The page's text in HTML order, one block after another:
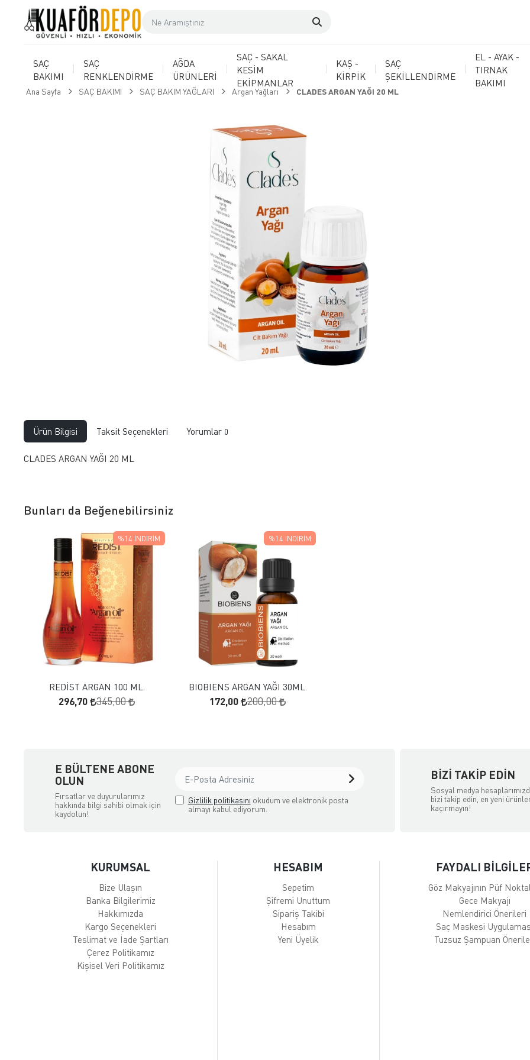
SAÇ
BAKIMI
SAÇ
RENKLENDİRME
AĞDA
ÜRÜNLERİ
SAÇ - SAKAL
KESİM
EKİPMANLAR
KAŞ -
KİRPİK
SAÇ
ŞEKİLLENDİRME
EL - AYAK -
TIRNAK
BAKIMI
Ana Sayfa SAÇ BAKIMI SAÇ BAKIM YAĞLARI Argan Yağları CLADES ARGAN YAĞI 20 ML
Ürün Bilgisi Taksit Seçenekleri Yorumlar 0
CLADES ARGAN YAĞI 20 ML
Bunları da Beğenebilirsiniz
FAVORILERE EKLE
SEPETE EKLE
REDİST ARGAN 100 ML.
296,70 345,00
%14 İNDIRIM
FAVORILERE EKLE
SEPETE EKLE
BIOBIENS ARGAN YAĞI 30ML.
172,00 200,00
%14 İNDIRIM
E BÜLTENE ABONE
OLUN
Fırsatlar ve duyurularımız
hakkında bilgi sahibi olmak için
kaydolun!
Gizlilik politikasını okudum ve elektronik posta
almayı kabul ediyorum.
BIZI TAKIP EDIN
Sosyal medya
bizi takip edin, en yeni
kaçırmayın!
KURUMSAL
Bize Ulaşın
Banka Bilgilerimiz
Hakkımızda
Kargo Seçenekleri
Teslimat ve İade Şartları
Çerez Politikamız
Kişisel Veri Politikamız
HESABIM
Sepetim
Şifremi Unuttum
Sipariş Takibi
Hesabım
Yeni Üyelik
FAYDALI
Göz Makyajının Püf
Gece Makyajı
Nemlendirici Önerileri
Saç Maskesi
Tuzsuz Şampuan